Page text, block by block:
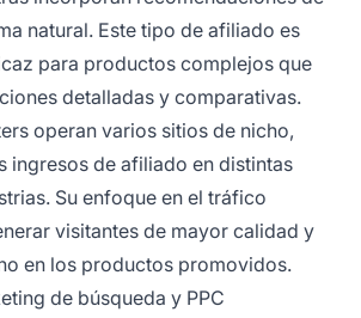
natural. Este tipo de afiliado es
para productos complejos que
detalladas y comparativas.
operan varios sitios de nicho,
ingresos de afiliado en distintas
Su enfoque en el tráfico
visitantes de mayor calidad y
en los productos promovidos.
de búsqueda y PPC